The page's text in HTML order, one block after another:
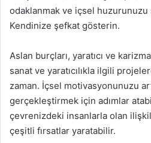
odaklanmak ve içsel huzurunuzu
Kendinize şefkat gösterin.
Aslan burçları, yaratıcı ve
sanat ve yaratıcılıkla ilgili
zaman. İçsel motivasyonunuzu
gerçekleştirmek için adımlar
çevrenizdeki insanlarla olan
çeşitli fırsatlar yaratabilir.